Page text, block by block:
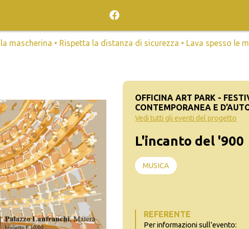
la mascherina • Rispetta la distanza di sicurezza • Lava spesso le
OFFICINA ART PARK -
CONTEMPORANEA E
Vedi tutti gli eventi del progetto
L'incanto del '900
MUSICA
REFERENTE
Per informazioni sull'evento: